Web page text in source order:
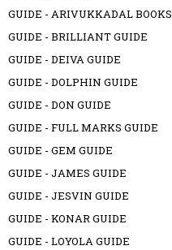
GUIDE - ARIVUKKADAL BOOKS
GUIDE - BRILLIANT GUIDE
GUIDE - DEIVA GUIDE
GUIDE - DOLPHIN GUIDE
GUIDE - DON GUIDE
GUIDE - FULL MARKS GUIDE
GUIDE - GEM GUIDE
GUIDE - JAMES GUIDE
GUIDE - JESVIN GUIDE
GUIDE - KONAR GUIDE
GUIDE - LOYOLA GUIDE